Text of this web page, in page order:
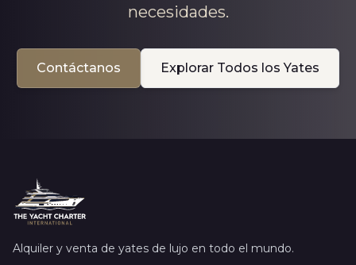
necesidades.
Contáctanos Explorar Todos los Yates
Alquiler y venta de yates de lujo en todo el mundo.